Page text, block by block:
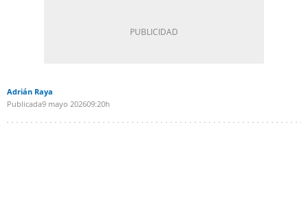
Adrián Raya
Publicada9 mayo 202609:20h